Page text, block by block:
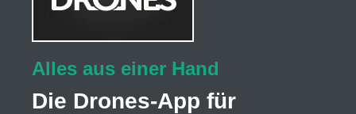
Alles aus einer Hand
Die Drones-App für